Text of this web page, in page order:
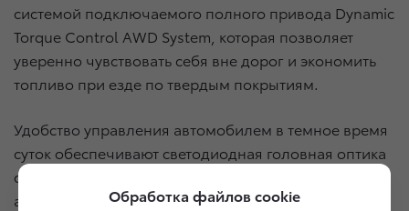
системой подключаемого полного привода Dynamic
Torque Control AWD System, которая позволяет
уверенно чувствовать себя вне дорог и экономить
топливо при езде по твердым покрытиям.
Удобство управления автомобилем в темное время
суток обеспечивают светодиодная головная оптика
с омывателями и противотуманные фары,
а маневрирование в городской среде упрощают
Обработка файлов cookie